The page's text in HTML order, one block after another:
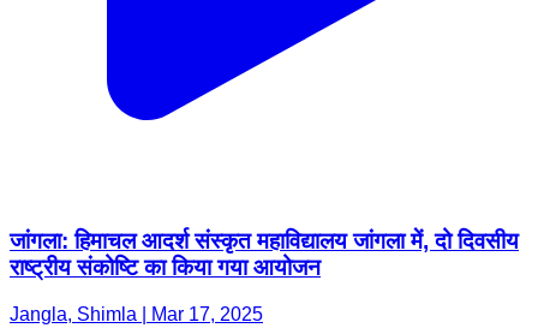
जांगला: हिमाचल आदर्श संस्कृत महाविद्यालय जांगला में, दो दिवसीय
राष्ट्रीय संकोष्टि का किया गया आयोजन
Jangla, Shimla | Mar 17, 2025